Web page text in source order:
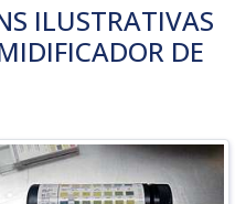
ILUSTRATIVAS
DE